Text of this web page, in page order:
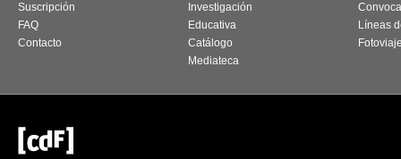
Suscripción
FAQ
Contacto
Investigación
Educativa
Catálogo
Mediateca
Líneas